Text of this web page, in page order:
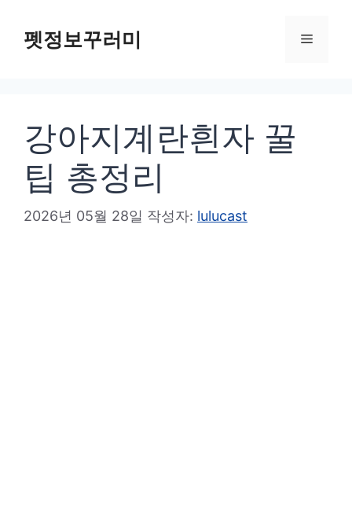
펫정보꾸러미 메
강아지계란흰자 꿀
팁 총정리
2026년 05월 28일 작성자: lulucast